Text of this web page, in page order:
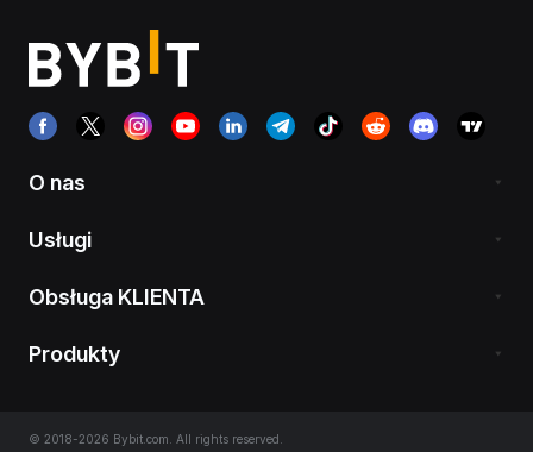
O nas
Usługi
Obsługa KLIENTA
Produkty
© 2018-2026 Bybit.com. All rights reserved.